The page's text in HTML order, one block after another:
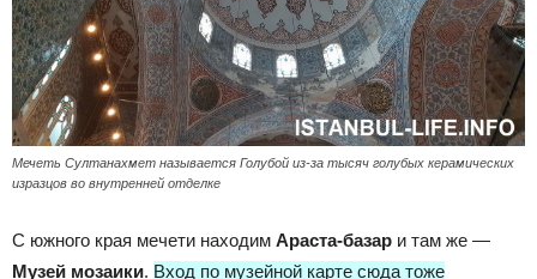
Мечеть Султанахмет называется Голубой из-за тысяч голубых керамических
изразцов во внутренней отделке
С южного края мечети находим Араста-базар и там же —
Музей мозаики. Вход по музейной карте сюда тоже